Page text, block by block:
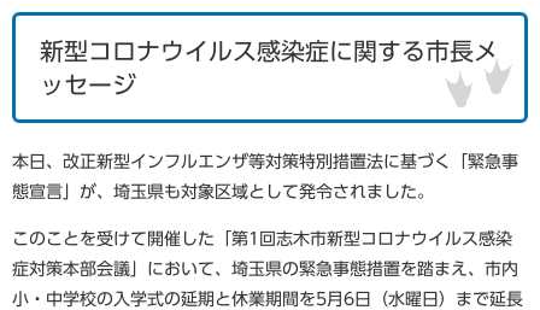
新型コロナウイルス感染症に関する市長メ
ッセージ
本日、改正新型インフルエンザ等対策特別措置法に基づく「緊急事
態宣言」が、埼玉県も対象区域として発令されました。
このことを受けて開催した「第1回志木市新型コロナウイルス感染
症対策本部会議」において、埼玉県の緊急事態措置を踏まえ、市内
小・中学校の入学式の延期と休業期間を5月6日（水曜日）まで延長